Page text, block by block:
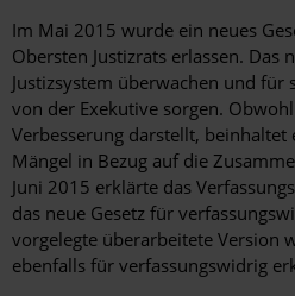
Im Mai 2015 wurde ein neues
Obersten Justizrats erlassen. Das
Justizsystem überwachen und für
von der Exekutive sorgen.
Verbesserung darstellt, beinhaltet
Mängel in Bezug auf die
Juni 2015 erklärte das
das neue Gesetz für
vorgelegte überarbeitete Version
ebenfalls für verfassungswidrig